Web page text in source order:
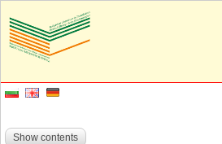
Show contents